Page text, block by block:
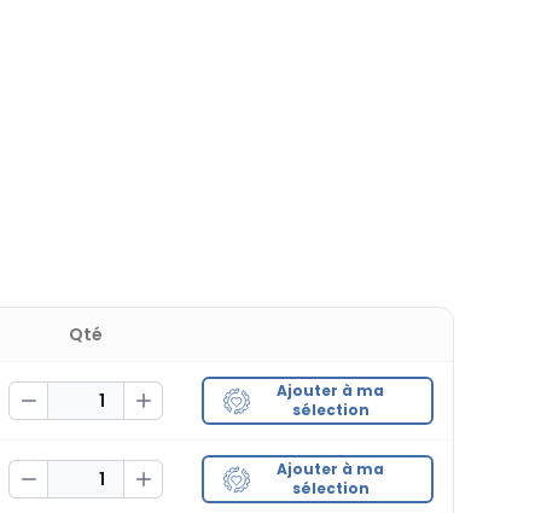
Qté
Decrease QuantityIncrease Quantity
Ajouter à ma
sélection
Decrease QuantityIncrease Quantity
Ajouter à ma
sélection